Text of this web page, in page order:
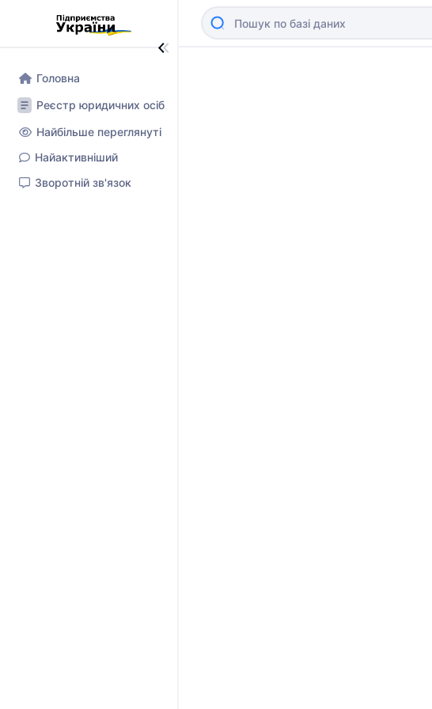
Головна
Реєстр юридичних осіб
Найбільше переглянуті
Найактивніший
Зворотній зв'язок